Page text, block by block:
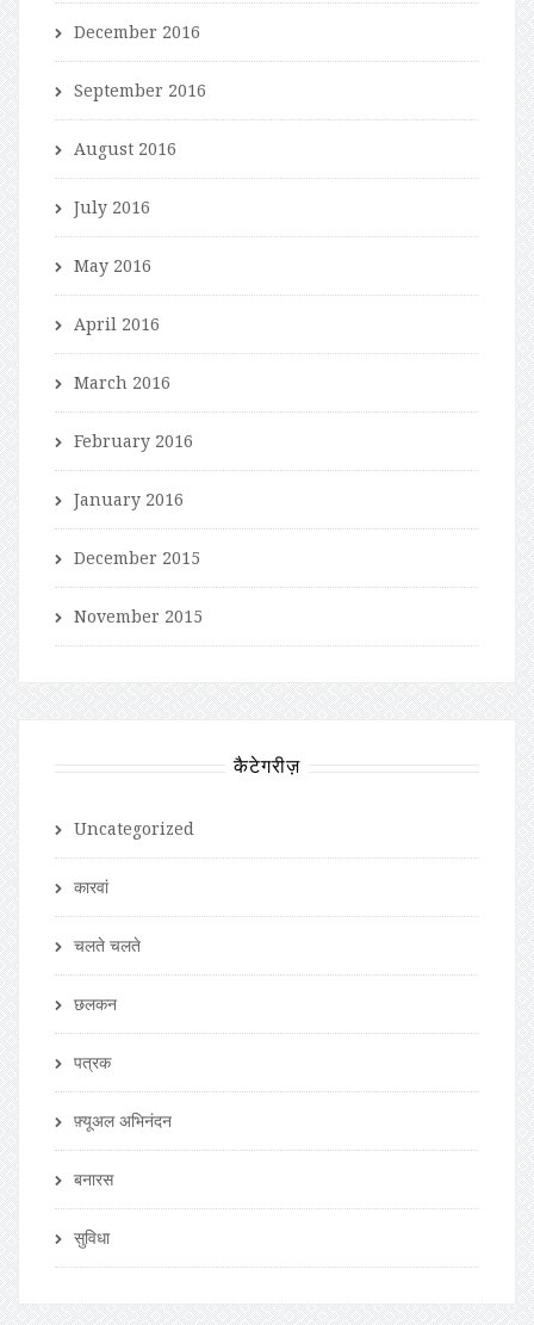
December 2016
September 2016
August 2016
July 2016
May 2016
April 2016
March 2016
February 2016
January 2016
December 2015
November 2015
कैटेगरीज़
Uncategorized
कारवां
चलते चलते
छलकन
पत्रक
फ़्यूअल अभिनंदन
बनारस
सुविधा